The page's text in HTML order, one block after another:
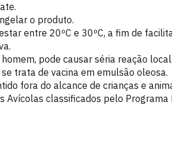
o produto.
entre 20ºC e 30ºC, a fim de
pode causar séria reação
trata de vacina em emulsão oleosa.
fora do alcance de crianças e
classificados pelo Programa